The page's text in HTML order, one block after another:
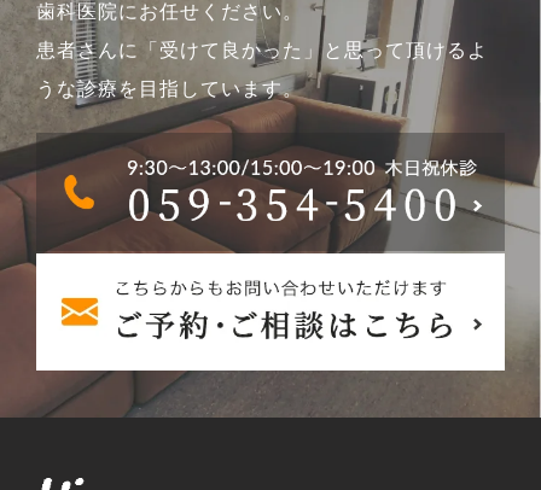
歯科医院にお任せください。
患者さんに「受けて良かった」と思って頂けるよ
うな診療を目指しています。